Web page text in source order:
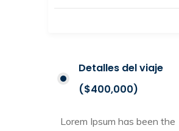
Detalles del viaje
($400,000)
Lorem Ipsum has been the